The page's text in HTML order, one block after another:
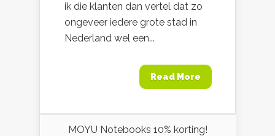
ik die klanten dan vertel dat zo
ongeveer iedere grote stad in
Nederland wel een...
Read More
MOYU Notebooks 10% korting!